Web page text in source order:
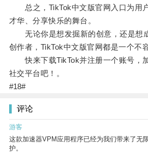
总之，TikTok中文版官网入口为用
才华、分享快乐的舞台。
无论你是想发掘新的创意，还是想
创作者，TikTok中文版官网都是一个不
快来下载TikTok并注册一个账号，
社交平台吧！。
#18#
评论
游客
这款加速器VPM应用程序已经为我们带来了无
护。